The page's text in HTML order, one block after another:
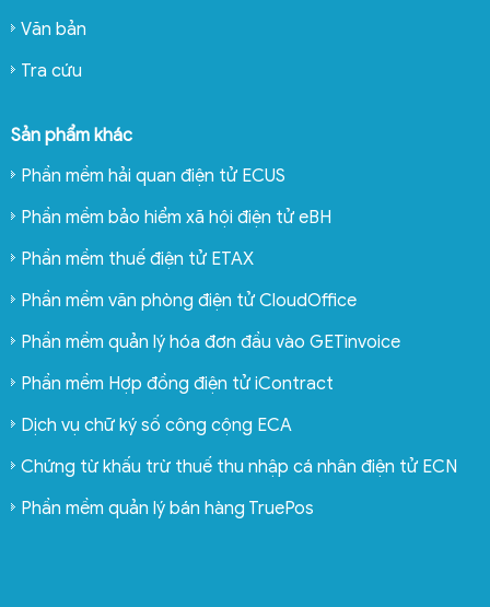
Văn bản
Tra cứu
Sản phẩm khác
Phần mềm hải quan điện tử ECUS
Phần mềm bảo hiểm xã hội điện tử eBH
Phần mềm thuế điện tử ETAX
Phần mềm văn phòng điện tử CloudOffice
Phần mềm quản lý hóa đơn đầu vào GETinvoice
Phần mềm Hợp đồng điện tử iContract
Dịch vụ chữ ký số công cộng ECA
Chứng từ khấu trừ thuế thu nhập cá nhân điện tử ECN
Phần mềm quản lý bán hàng TruePos